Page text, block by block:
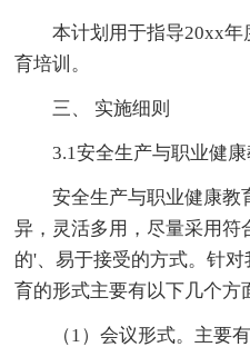
本计划用于指导20xx
育培训。
三、 实施细则
3.1安全生产与职业健
安全生产与职业健康教
异，灵活多用，尽量采用符
的'、易于接受的方式。针
育的形式主要有以下几个方
（1）会议形式。主要